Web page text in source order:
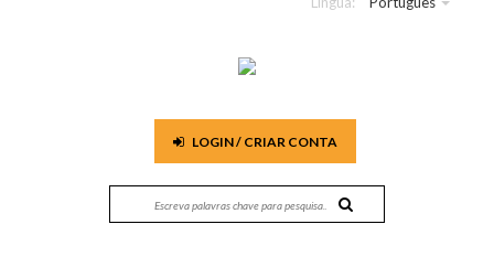
LOGIN / CRIAR CONTA